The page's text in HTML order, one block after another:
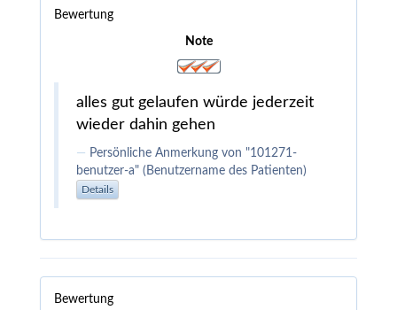
Bewertung
Note
alles gut gelaufen würde jederzeit
wieder dahin gehen
Persönliche Anmerkung von "101271-
benutzer-a" (Benutzername des Patienten)
Details
Bewertung